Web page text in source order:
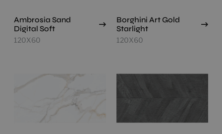
Ambrosia Sand
Digital Soft
120X60
Borghini Art Gold
Starlight
120X60